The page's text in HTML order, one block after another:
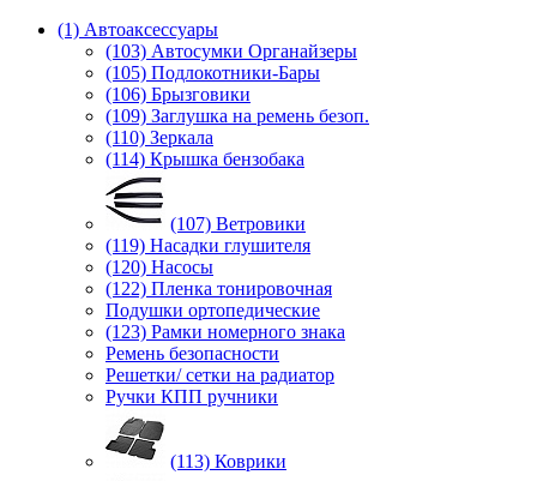
(1) Автоаксессуары
(103) Автосумки Органайзеры
(105) Подлокотники-Бары
(106) Брызговики
(109) Заглушка на ремень безоп.
(110) Зеркала
(114) Крышка бензобака
(107) Ветровики
(119) Насадки глушителя
(120) Насосы
(122) Пленка тонировочная
Подушки ортопедические
(123) Рамки номерного знака
Ремень безопасности
Решетки/ сетки на радиатор
Ручки КПП ручники
(113) Коврики